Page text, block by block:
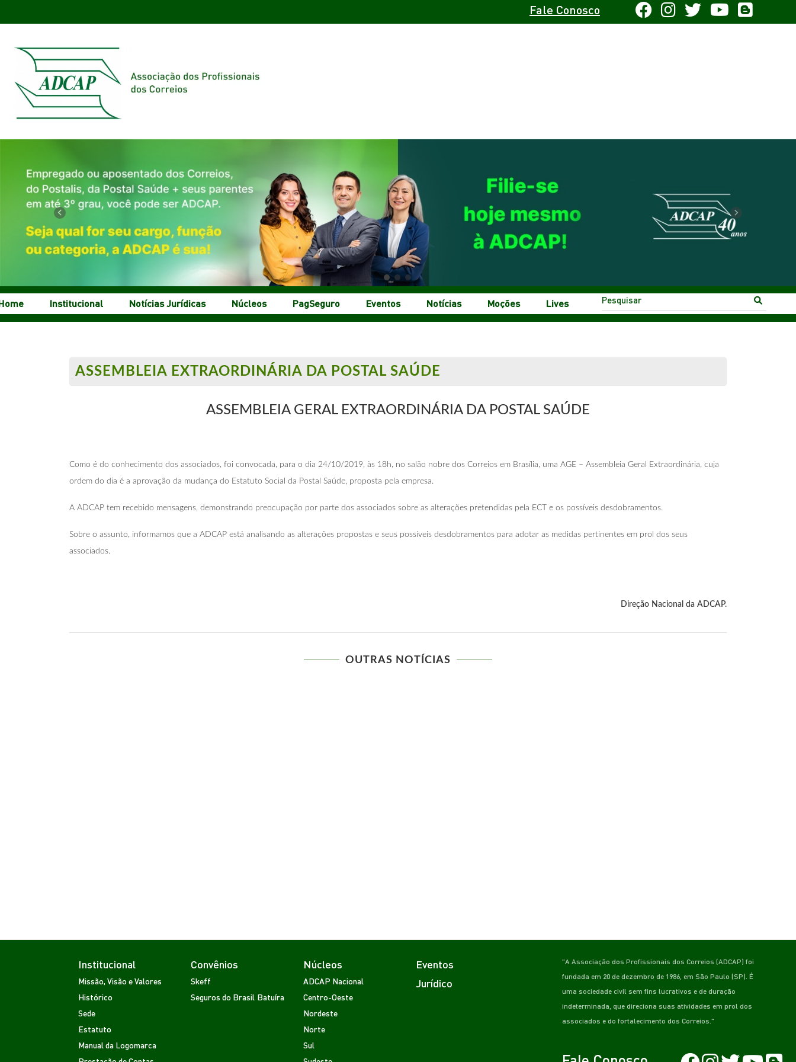
Fale Conosco
Previous Next
Institucional Notícias Jurídicas Núcleos PagSeguro Eventos Notícias Moções Lives
ASSEMBLEIA EXTRAORDINÁRIA DA POSTAL SAÚDE
ASSEMBLEIA GERAL EXTRAORDINÁRIA DA POSTAL SAÚDE
Como é do conhecimento dos associados, foi convocada, para o dia 24/10/2019, às 18h, no salão nobre dos Correios em Brasília, uma AGE – Assembleia Geral Extraordinária, cuja
ordem do dia é a aprovação da mudança do Estatuto Social da Postal Saúde, proposta pela empresa.
A ADCAP tem recebido mensagens, demonstrando preocupação por parte dos associados sobre as alterações pretendidas pela ECT e os possíveis desdobramentos.
Sobre o assunto, informamos que a ADCAP está analisando as alterações propostas e seus possíveis desdobramentos para adotar as medidas pertinentes em prol dos seus
associados.
Direção Nacional da ADCAP.
OUTRAS NOTÍCIAS
Institucional
Missão, Visão e Valores
Histórico
Sede
Estatuto
Manual da Logomarca
Convênios
Skeff
Seguros do Brasil Batuíra
Núcleos
ADCAP Nacional
Centro-Oeste
Nordeste
Norte
Sul
Eventos
Jurídico
"A Associação dos Profissionais dos Correios (ADCAP) foi
fundada em 20 de dezembro de 1986, em São Paulo (SP). É
uma sociedade civil sem fins lucrativos e de duração
indeterminada, que direciona suas atividades em prol dos
associados e do fortalecimento dos Correios."